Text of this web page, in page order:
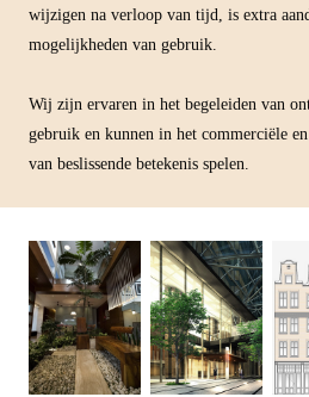
wijzigen na verloop van tijd, is extra
mogelijkheden van gebruik.
Wij zijn ervaren in het begeleiden van
gebruik en kunnen in het commerciële
van beslissende betekenis spelen.